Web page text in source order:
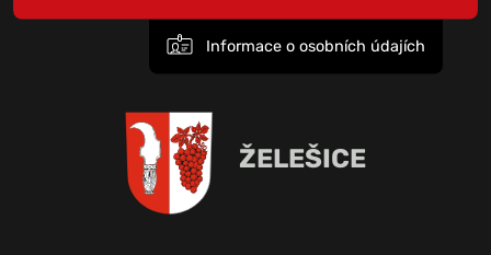
Informace o osobních údajích
ŽELEŠICE